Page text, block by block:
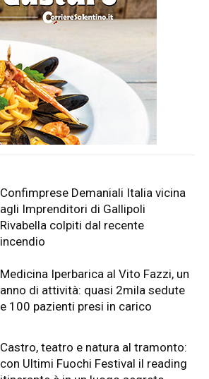
Confimprese Demaniali Italia vicina
agli Imprenditori di Gallipoli
Rivabella colpiti dal recente
incendio
Medicina Iperbarica al Vito Fazzi, un
anno di attività: quasi 2mila sedute
e 100 pazienti presi in carico
Castro, teatro e natura al tramonto:
con Ultimi Fuochi Festival il reading